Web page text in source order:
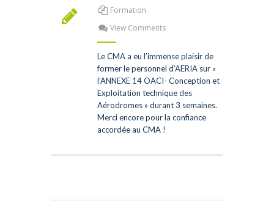
Formation
View Comments
Le CMA a eu l’immense plaisir de
former le personnel d’AERIA sur «
l’ANNEXE 14 OACI- Conception et
Exploitation technique des
Aérodromes » durant 3 semaines.
Merci encore pour la confiance
accordée au CMA !